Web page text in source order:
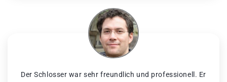
Der Schlosser war sehr freundlich und professionell. Er